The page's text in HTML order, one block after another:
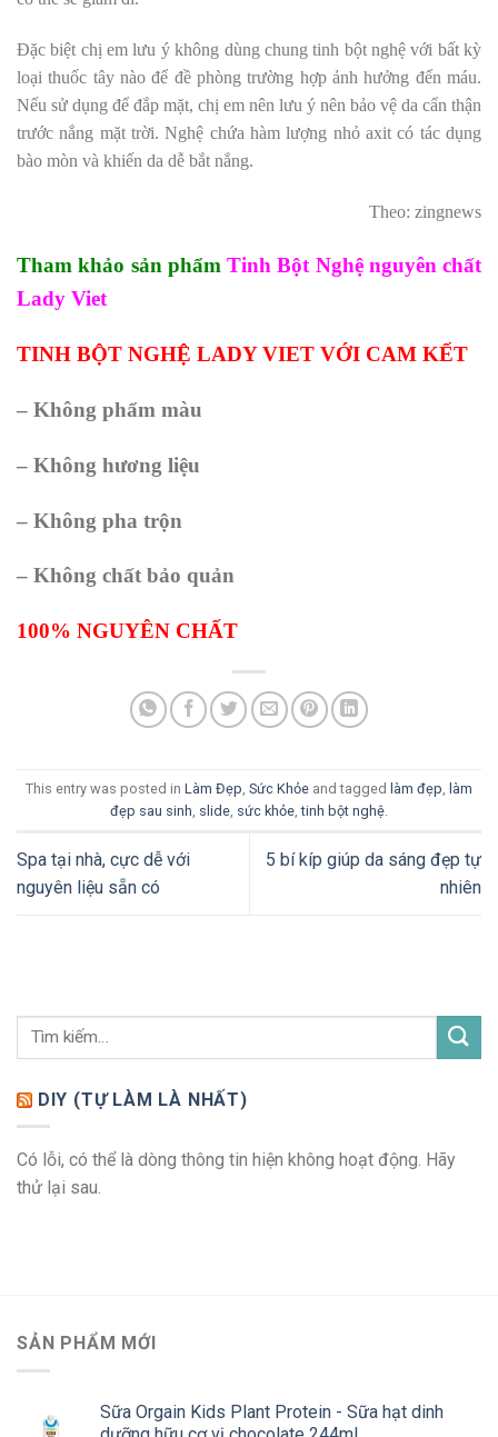
Đặc biệt chị em lưu ý không dùng chung tinh bột nghệ với bất kỳ
loại thuốc tây nào để đề phòng trường hợp ảnh hưởng đến máu.
Nếu sử dụng để đắp mặt, chị em nên lưu ý nên bảo vệ da cẩn thận
trước nắng mặt trời.Nghệ chứa hàm lượng nhỏ axit có tác dụng
bào mòn và khiến da dễ bắt nắng.
Theo: zingnews
Tham khảo sản phẩm Tinh Bột Nghệ nguyên chất
Lady Viet
TINH BỘT NGHỆ LADY VIET VỚI CAM KẾT
– Không phẩm màu
– Không hương liệu
– Không pha trộn
– Không chất bảo quản
100% NGUYÊN CHẤT
This entry was posted in Làm Đẹp Sức Khỏe and tagged làm đẹp làm
đẹp sau sinh slide sức khỏe ,tinh bột nghệ
Spa tại nhà, cực dễ với
nguyên liệu sẵn có
5 bí kíp giúp da sáng đẹp tự
nhiên
DIY (TỰ LÀM LÀ NHẤT)
Có lỗi, có thể là dòng thông tin hiện không hoạt động. Hãy
thử lại sau.
SẢN PHẨM MỚI
Sữa Orgain Kids Plant Protein - Sữa hạt dinh